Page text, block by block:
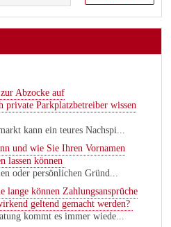
Abzocke auf
private Parkplatzbetreiber wissen
kann ein teures Nachspi...
und wie Sie Ihren Vornamen
lassen können
oder persönlichen Gründ...
können Zahlungsansprüche
geltend gemacht werden?
kommt es immer wiede...